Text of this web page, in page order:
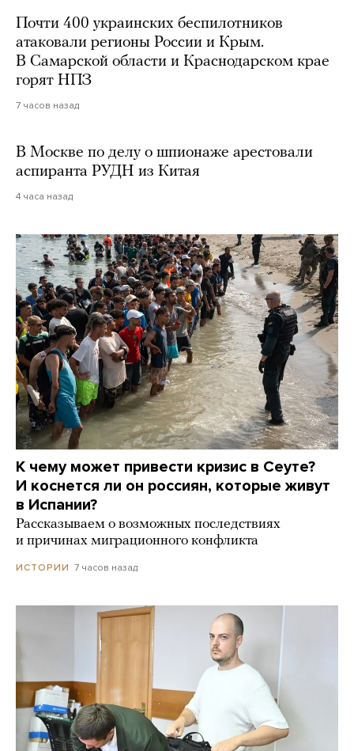
Почти 400 украинских беспилотников
атаковали регионы России и Крым.
В Самарской области и Краснодарском крае
горят НПЗ
7 часов назад
В Москве по делу о шпионаже арестовали
аспиранта РУДН из Китая
4 часа назад
К чему может привести кризис в Сеуте?
И коснется ли он россиян, которые живут
в Испании?
Рассказываем о возможных последствиях
и причинах миграционного конфликта
ИСТОРИИ 7 часов назад